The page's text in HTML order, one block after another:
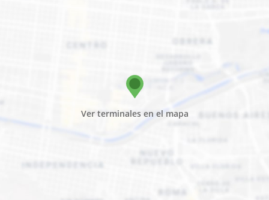
Ver terminales en el mapa